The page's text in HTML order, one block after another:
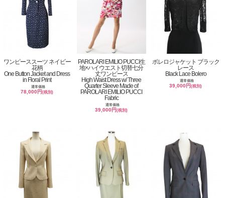
ワンピーススーツ ネイビー
花柄
One Button Jacket and Dress
in Floral Print
通常価格
78,000円(税別)
PAROLARI EMILIO PUCCI生
地×ハイウエスト切替七分
丈ワンピース
High Waist Dress w/ Three
Quarter Sleeve Made of
PAROLARI EMILIO PUCCI
Fabric
通常価格
39,000円(税別)
ボレロジャケット ブラック
レース
Black Lace Bolero
通常価格
39,000円(税別)